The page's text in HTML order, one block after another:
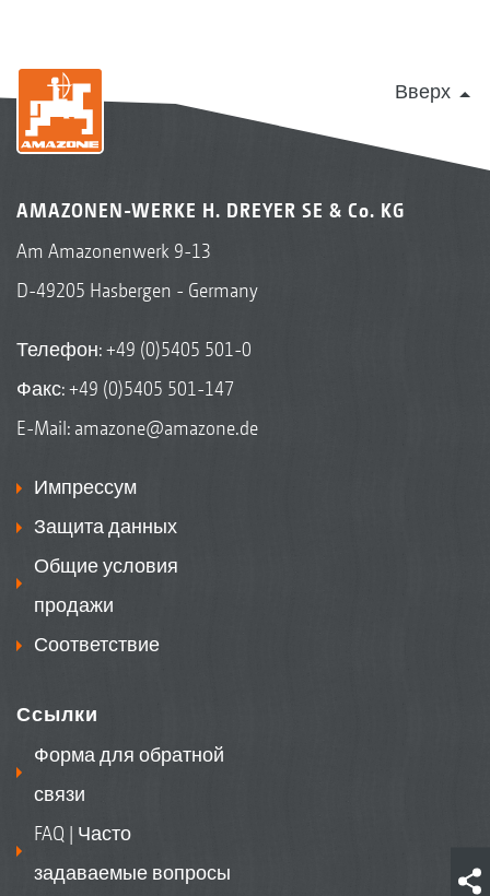
Вверх
AMAZONEN-WERKE H. DREYER SE & Co. KG
Am Amazonenwerk 9-13
D-49205 Hasbergen - Germany
Телефон:+49 (0)5405 501-0
Факс: +49 (0)5405 501-147
E-Mail: amazone@amazone.de
Импрессум
Защита данных
Общие условия
продажи
Соответствие
Ссылки
Форма для обратной
связи
FAQ | Часто
задаваемые вопросы